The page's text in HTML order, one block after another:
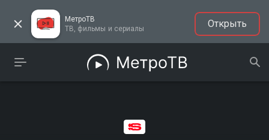
МетроТВ
ТВ, фильмы и сериалы
Открыть